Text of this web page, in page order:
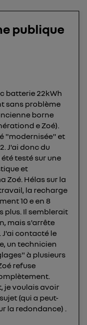
publique
batterie 22kWh
sans problème
borne
e Zoé).
"modernisée" et
J'ai donc du
testé sur une
et
Zoé. Hélas sur la
la recharge
10 e en 8
plus. Il semblerait
mais s'arrête
J'ai contacté le
un technicien
à plusieurs
refuse
je voulais avoir
(qui a peut-
la redondance) .
connexion
se verront
ayant consentis.
sera basée
du mobile.
retirer ce
("
bas de ce site.
consulterla
données
.